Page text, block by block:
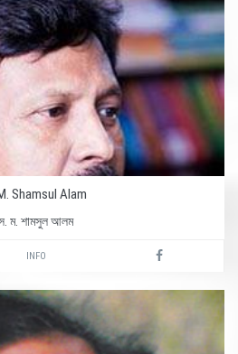
Shamsul Alam
ম. শামসুল আলম
INFO